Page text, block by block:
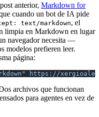
anterior, Markdown for
cuando un bot de IA pide
text/markdown, el
limpia en Markdown en lugar
navegador necesita —
modelos prefieren leer.
página:
https://
archivos que funcionan
para agentes en vez de